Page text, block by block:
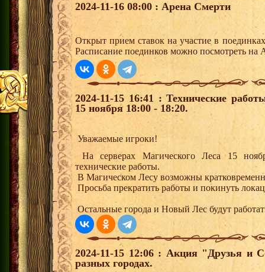
2024-11-16 08:00 : Арена Смерти
Открыт прием ставок на участие в
Расписание поединков можно посмотреть на
2024-11-15 16:41 : Технические
15 ноября 18:00 - 18:20.
Уважаемые игроки!
На серверах Магического Леса 15
технические работы.
В Магическом Лесу возможны
Просьба прекратить работы и покинуть
Остальные города и Новый Лес будут
2024-11-15 12:06 : Акция "Друзья и
разных городах.